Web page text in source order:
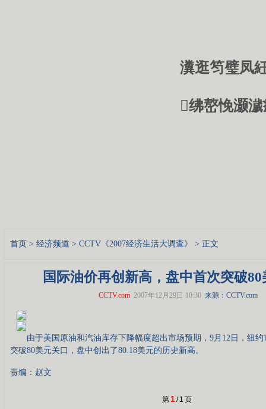
瀵逛笉璧凤
绋嶅悗灏
首页 > 经济频道 > CCTV《2007经济生活大调查》 > 正文
国际油价再创新高，盘中首次突破
CCTV.com 2007年12月29日 10:30来源：CCTV.com
由于美国原油和汽油库存下降幅度超出市场预期，9月12日，纽约
突破80美元关口，盘中创出了80.18美元的历史新高。
责编：赵文
第 1/ 1 页